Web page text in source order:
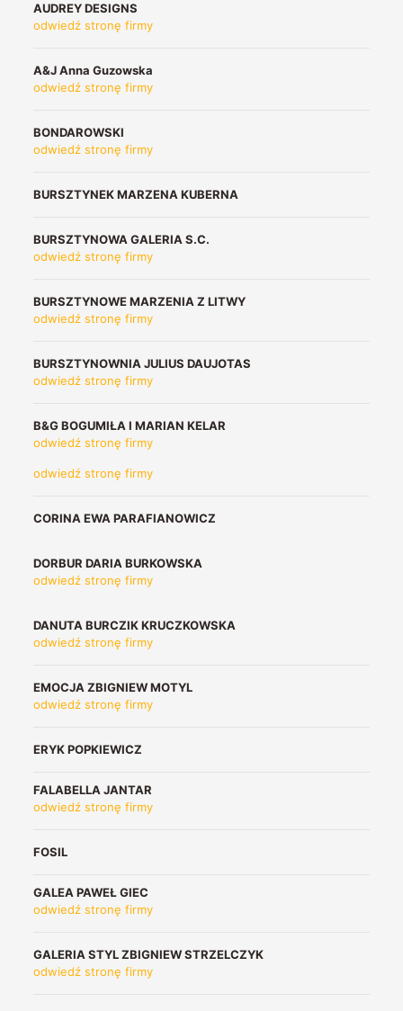
AUDREY DESIGNS
odwiedź stronę firmy
A&J Anna Guzowska
odwiedź stronę firmy
BONDAROWSKI
odwiedź stronę firmy
BURSZTYNEK MARZENA KUBERNA
BURSZTYNOWA GALERIA S.C.
odwiedź stronę firmy
BURSZTYNOWE MARZENIA Z LITWY
odwiedź stronę firmy
BURSZTYNOWNIA JULIUS DAUJOTAS
odwiedź stronę firmy
B&G BOGUMIŁA I MARIAN KELAR
odwiedź stronę firmy
odwiedź stronę firmy
CORINA EWA PARAFIANOWICZ
DORBUR DARIA BURKOWSKA
odwiedź stronę firmy
DANUTA BURCZIK KRUCZKOWSKA
odwiedź stronę firmy
EMOCJA ZBIGNIEW MOTYL
odwiedź stronę firmy
ERYK POPKIEWICZ
FALABELLA JANTAR
odwiedź stronę firmy
FOSIL
GALEA PAWEŁ GIEC
odwiedź stronę firmy
GALERIA STYL ZBIGNIEW STRZELCZYK
odwiedź stronę firmy